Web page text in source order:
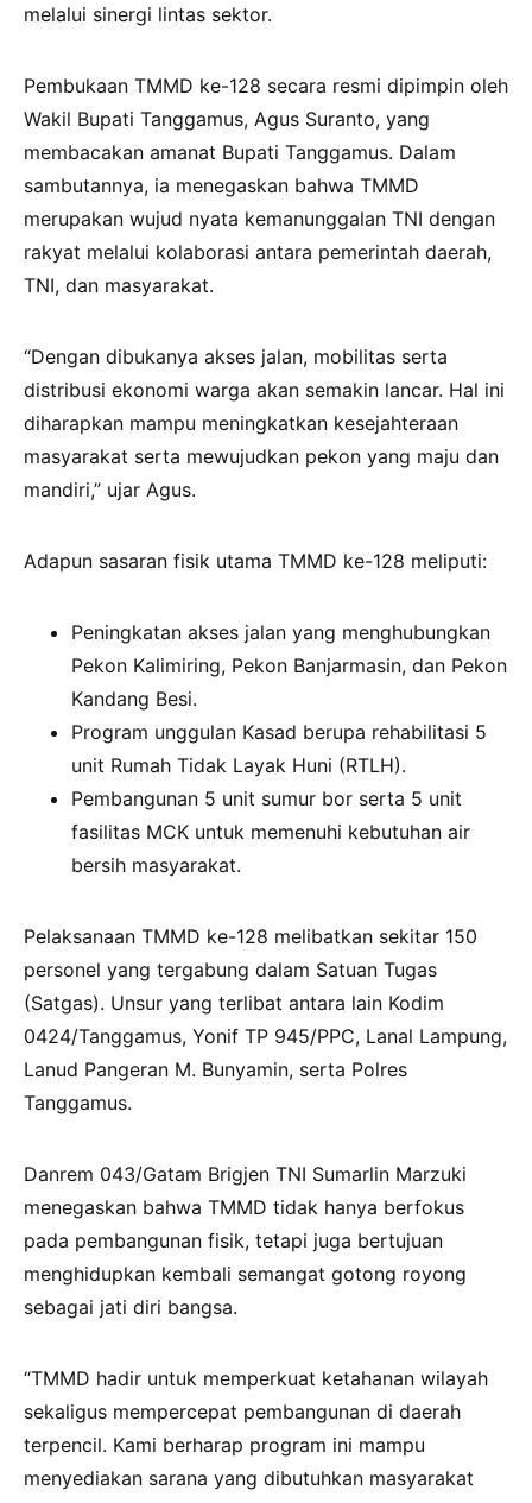
melalui sinergi lintas sektor.
Pembukaan TMMD ke-128 secara resmi dipimpin oleh
Wakil Bupati Tanggamus, Agus Suranto, yang
membacakan amanat Bupati Tanggamus. Dalam
sambutannya, ia menegaskan bahwa TMMD
merupakan wujud nyata kemanunggalan TNI dengan
rakyat melalui kolaborasi antara pemerintah daerah,
TNI, dan masyarakat.
“Dengan dibukanya akses jalan, mobilitas serta
distribusi ekonomi warga akan semakin lancar. Hal ini
diharapkan mampu meningkatkan kesejahteraan
masyarakat serta mewujudkan pekon yang maju dan
mandiri,” ujar Agus.
Adapun sasaran fisik utama TMMD ke-128 meliputi:
Peningkatan akses jalan yang menghubungkan
Pekon Kalimiring, Pekon Banjarmasin, dan Pekon
Kandang Besi.
Program unggulan Kasad berupa rehabilitasi 5
unit Rumah Tidak Layak Huni (RTLH).
Pembangunan 5 unit sumur bor serta 5 unit
fasilitas MCK untuk memenuhi kebutuhan air
bersih masyarakat.
Pelaksanaan TMMD ke-128 melibatkan sekitar 150
personel yang tergabung dalam Satuan Tugas
(Satgas). Unsur yang terlibat antara lain Kodim
0424/Tanggamus, Yonif TP 945/PPC, Lanal Lampung,
Lanud Pangeran M. Bunyamin, serta Polres
Tanggamus.
Danrem 043/Gatam Brigjen TNI Sumarlin Marzuki
menegaskan bahwa TMMD tidak hanya berfokus
pada pembangunan fisik, tetapi juga bertujuan
menghidupkan kembali semangat gotong royong
sebagai jati diri bangsa.
“TMMD hadir untuk memperkuat ketahanan wilayah
sekaligus mempercepat pembangunan di daerah
terpencil. Kami berharap program ini mampu
menyediakan sarana yang dibutuhkan masyarakat